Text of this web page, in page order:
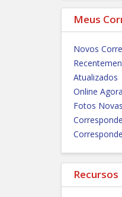
Meus
Novos
Atualizados
Online Agora
Fotos Novas
Recursos